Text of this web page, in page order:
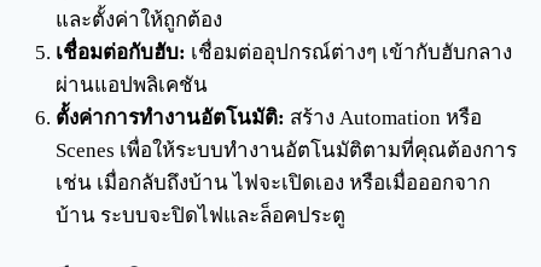
และตั้งค่าให้ถูกต้อง
เชื่อมต่อกับฮับ: เชื่อมต่ออุปกรณ์ต่างๆ เข้ากับฮับกลาง
ผ่านแอปพลิเคชัน
ตั้งค่าการทำงานอัตโนมัติ: สร้าง Automation หรือ
Scenes เพื่อให้ระบบทำงานอัตโนมัติตามที่คุณต้องการ
เช่น เมื่อกลับถึงบ้าน ไฟจะเปิดเอง หรือเมื่อออกจาก
บ้าน ระบบจะปิดไฟและล็อคประตู